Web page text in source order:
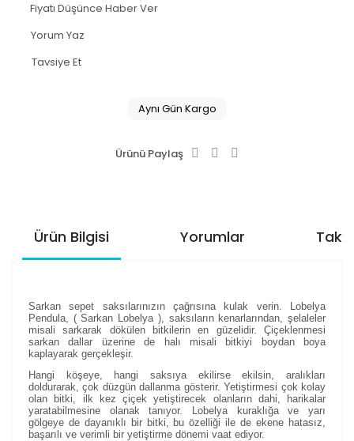
Fiyatı Düşünce Haber Ver
Yorum Yaz
Tavsiye Et
Aynı Gün Kargo
Ürünü Paylaş
Ürün Bilgisi Yorumlar
Sarkan sepet saksılarınızın çağrısına kulak verin. Lobelya
Pendula, ( Sarkan Lobelya ), saksıların kenarlarından, şelaleler
misali sarkarak dökülen bitkilerin en güzelidir. Çiçeklenmesi
sarkan dallar üzerine de halı misali bitkiyi boydan boya
kaplayarak gerçekleşir.
Hangi köşeye, hangi saksıya ekilirse ekilsin, aralıkları
doldurarak, çok düzgün dallanma gösterir. Yetiştirmesi çok kolay
olan bitki, ilk kez çiçek yetiştirecek olanların dahi, harikalar
yaratabilmesine olanak tanıyor. Lobelya kuraklığa ve yarı
gölgeye de dayanıklı bir bitki, bu özelliği ile de ekene hatasız,
başarılı ve verimli bir yetiştirme dönemi vaat ediyor.